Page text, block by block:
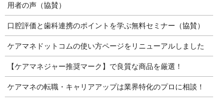
用者の声（協賛）
口腔評価と歯科連携のポイントを学ぶ無料セミナー（協賛）
ケアマネドットコムの使い方ページをリニューアルしました
【ケアマネジャー推奨マーク】で良質な商品を厳選！
ケアマネの転職・キャリアアップは業界特化のプロに相談！